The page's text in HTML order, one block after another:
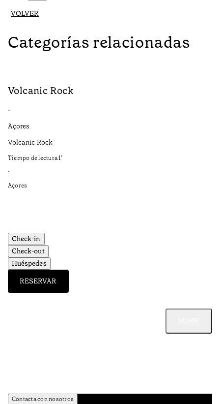
VOLVER
Categorías relacionadas
Volcanic Rock
•
Açores
Volcanic Rock
Tiempo de lectura1’
•
Açores
Check-in
Check-out
Huéspedes
RESERVAR
Contacta con nosotros